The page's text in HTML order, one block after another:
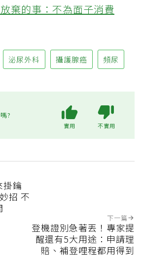
棄的事：不為面子消費
泌尿外科 攝護腺癌 頻尿
?
實用 不實用
掛鑰
招 不
下一篇
登機證別急著丟！專家提
醒還有5大用途：申請理
賠、補登哩程都用得到